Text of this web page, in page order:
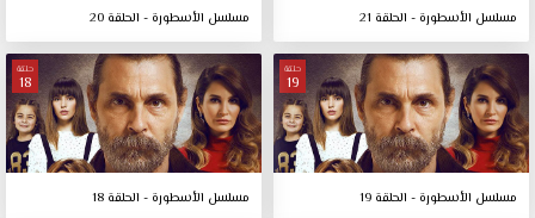
مسلسل الأسطورة - الحلقة 21 مسلسل الأسطورة - الحلقة 20
حلقة
19
مسلسل الأسطورة - الحلقة 19
حلقة
18
مسلسل الأسطورة - الحلقة 18